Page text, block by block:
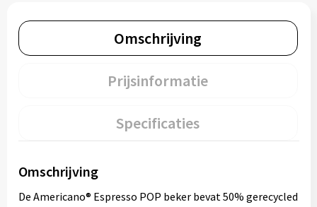
Omschrijving
Prijsinformatie
Specificaties
Omschrijving
De Americano® Espresso POP beker bevat 50% gerecycled